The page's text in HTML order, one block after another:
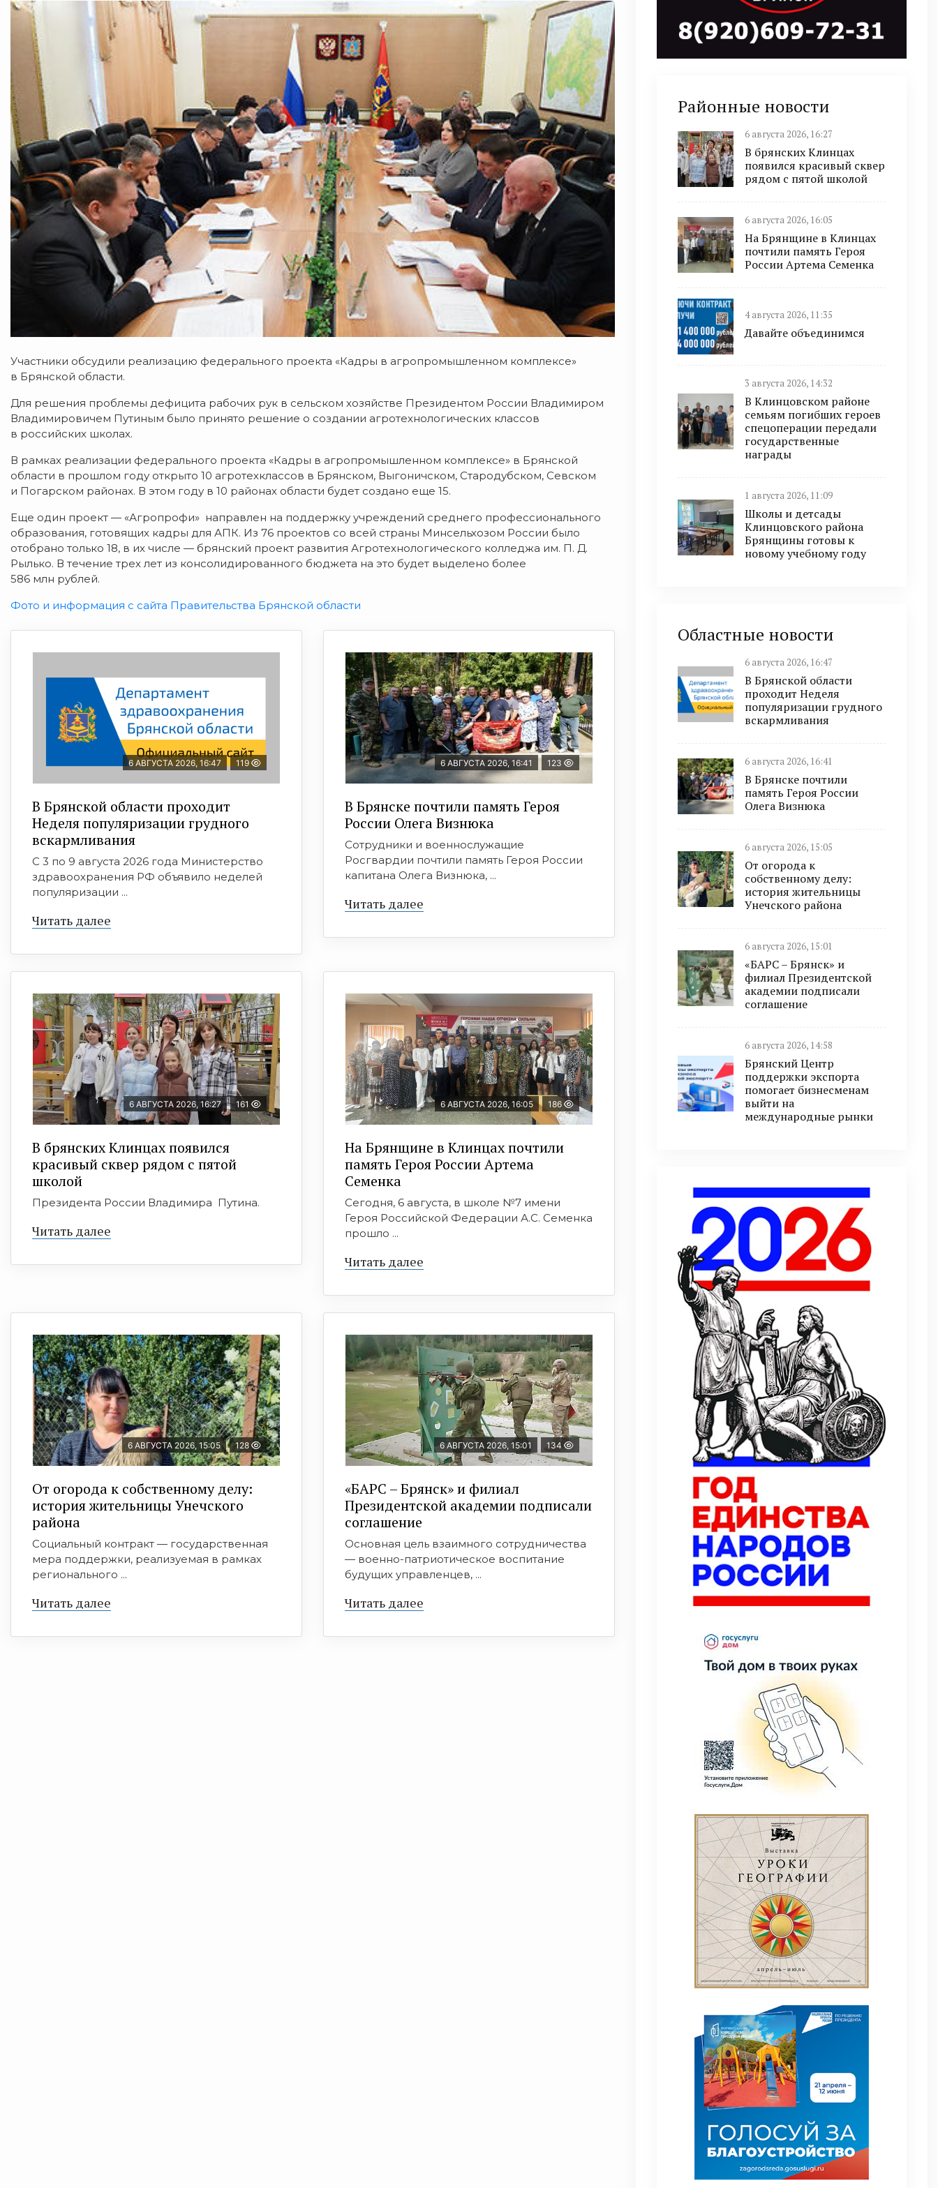
Участники обсудили реализацию федерального проекта «Кадры в агропромышленном комплексе»
в Брянской области.
Для решения проблемы дефицита рабочих рук в сельском хозяйстве Президентом России Владимиром
Владимировичем Путиным было принято решение о создании агротехнологических классов
в российских школах.
В рамках реализации федерального проекта «Кадры в агропромышленном комплексе» в Брянской
области в прошлом году открыто 10 агротехклассов в Брянском, Выгоничском, Стародубском, Севском
и Погарском районах. В этом году в 10 районах области будет создано еще 15.
Еще один проект — «Агропрофи» направлен на поддержку учреждений среднего профессионального
образования, готовящих кадры для АПК. Из 76 проектов со всей страны Минсельхозом России было
отобрано только 18, в их числе — брянский проект развития Агротехнологического колледжа им. П. Д.
Рылько. В течение трех лет из консолидированного бюджета на это будет выделено более
586 млн рублей.
Фото и информация с сайта Правительства Брянской области
6 АВГУСТА 2026, 16:47 119
В Брянской области проходит
Неделя популяризации грудного
вскармливания
С 3 по 9 августа 2026 года Министерство
здравоохранения РФ объявило неделей
популяризации ...
Читать далее
6 АВГУСТА 2026, 16:41 123
В Брянске почтили память Героя
России Олега Визнюка
Сотрудники и военнослужащие
Росгвардии почтили память Героя России
капитана Олега Визнюка, ...
Читать далее
6 АВГУСТА 2026, 16:27 161
В брянских Клинцах появился
красивый сквер рядом с пятой
школой
Президента России Владимира Путина.
Читать далее
6 АВГУСТА 2026, 16:05 186
На Брянщине в Клинцах почтили
память Героя России Артема
Семенка
Сегодня, 6 августа, в школе №7 имени
Героя Российской Федерации А.С. Семенка
прошло ...
Читать далее
6 АВГУСТА 2026, 15:05 128
От огорода к собственному делу:
история жительницы Унечского
района
Социальный контракт — государственная
мера поддержки, реализуемая в рамках
регионального ...
Читать далее
6 АВГУСТА 2026, 15:01 134
«БАРС – Брянск» и филиал
Президентской академии подписали
соглашение
Основная цель взаимного сотрудничества
— военно-патриотическое воспитание
будущих управленцев, ...
Читать далее
Районные новости
6 августа 2026, 16:27
В брянских Клинцах
появился красивый сквер
рядом с пятой школой
6 августа 2026, 16:05
На Брянщине в Клинцах
почтили память Героя
России Артема Семенка
4 августа 2026, 11:35
Давайте объединимся
3 августа 2026, 14:32
В Клинцовском районе
семьям погибших героев
спецоперации передали
государственные
награды
1 августа 2026, 11:09
Школы и детсады
Клинцовского района
Брянщины готовы к
новому учебному году
Областные новости
6 августа 2026, 16:47
В Брянской области
проходит Неделя
популяризации грудного
вскармливания
6 августа 2026, 16:41
В Брянске почтили
память Героя России
Олега Визнюка
6 августа 2026, 15:05
От огорода к
собственному делу:
история жительницы
Унечского района
6 августа 2026, 15:01
«БАРС – Брянск» и
филиал Президентской
академии подписали
соглашение
6 августа 2026, 14:58
Брянский Центр
поддержки экспорта
помогает бизнесменам
выйти на
международные рынки